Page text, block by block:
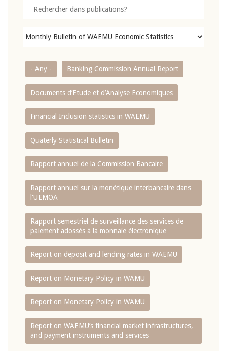
- Any - Banking Commission Annual Report
Documents d’Etude et d’Analyse Economiques
Financial Inclusion statistics in WAEMU
Quaterly Statistical Bulletin
Rapport annuel de la Commission Bancaire
Rapport annuel sur la monétique interbancaire dans
l'UEMOA
Rapport semestriel de surveillance des services de
paiement adossés à la monnaie électronique
Report on deposit and lending rates in WAEMU
Report on Monetary Policy in WAMU
Report on Monetary Policy in WAMU
Report on WAEMU’s financial market infrastructures,
and payment instruments and services